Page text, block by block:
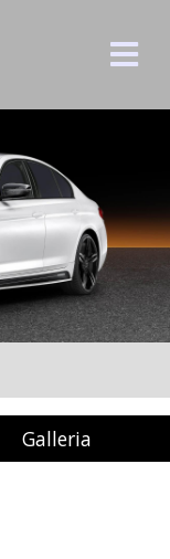
Galleria